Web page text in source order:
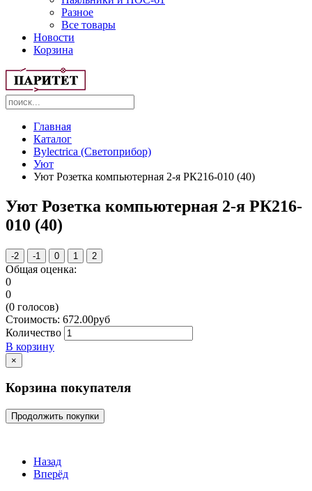
Разное
Все товары
Новости
Корзина
Главная
Каталог
Bylectrica (Светоприбор)
Уют
Уют Розетка компьютерная 2-я РК216-010 (40)
Уют Розетка компьютерная 2-я РК216-
010 (40)
Общая оценка:
0
0
(0 голосов)
Стоимость: 672.00руб
Количество
В корзину
×
Корзина покупателя
Продолжить покупки
Назад
Вперёд